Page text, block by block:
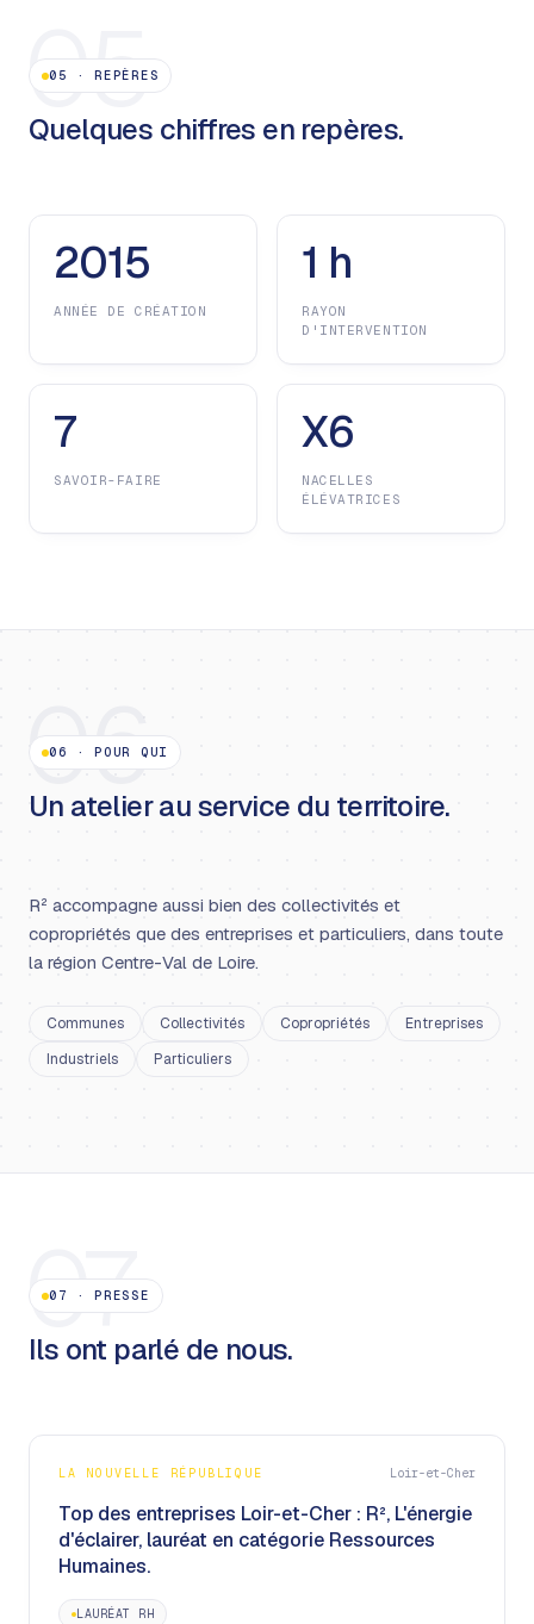
05
05 ·REPÈRES
Quelques chiffres en repères.
2015
ANNÉE DE CRÉATION
1 h
RAYON
D'INTERVENTION
7
SAVOIR-FAIRE
X6
NACELLES
ÉLÉVATRICES
06
06 ·POUR QUI
Un atelier au service du territoire.
R² accompagne aussi bien des collectivités et
copropriétés que des entreprises et particuliers, dans toute
la région Centre-Val de Loire.
Communes Collectivités Copropriétés
Entreprises
Industriels
Particuliers
07
07 ·PRESSE
Ils ont parlé de nous.
LA NOUVELLE RÉPUBLIQUE Loir-et-Cher
Top des entreprises Loir-et-Cher : R², L'énergie
d'éclairer, lauréat en catégorie Ressources
Humaines.
LAURÉAT RH